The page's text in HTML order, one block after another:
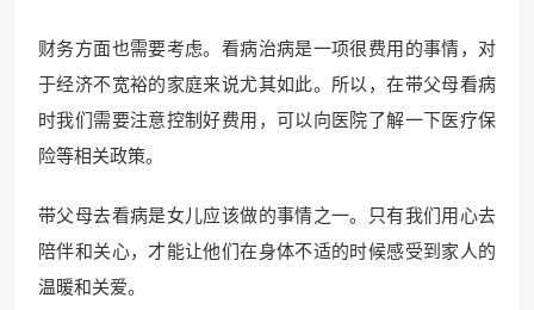
财务方面也需要考虑。看病治病是一项很费用的事情，对
于经济不宽裕的家庭来说尤其如此。所以，在带父母看病
时我们需要注意控制好费用，可以向医院了解一下医疗保
险等相关政策。
带父母去看病是女儿应该做的事情之一。只有我们用心去
陪伴和关心，才能让他们在身体不适的时候感受到家人的
温暖和关爱。